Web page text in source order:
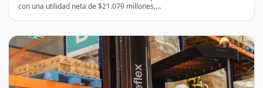
con una utilidad neta de $21.079 millones,…